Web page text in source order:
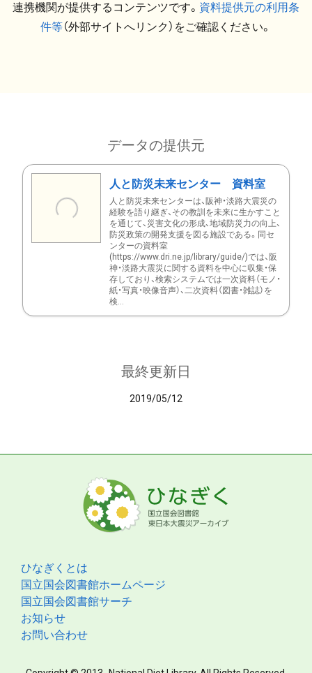
連携機関が提供するコンテンツです。 資料提供元の利用条
件等（外部サイトへリンク）をご確認ください。
データの提供元
人と防災未来センター 資料室
人と防災未来センターは、阪神・淡路大震災の
経験を語り継ぎ、その教訓を未来に生かすこと
を通じて、災害文化の形成、地域防災力の向上、
防災政策の開発支援を図る施設である。同セ
ンターの資料室
(https://www.dri.ne.jp/library/guide/)では、阪
神・淡路大震災に関する資料を中心に収集・保
存しており、検索システムでは一次資料（モノ・
紙・写真・映像音声）、二次資料（図書・雑誌）を
検...
最終更新日
2019/05/12
ひなぎくとは
国立国会図書館ホームページ
国立国会図書館サーチ
お知らせ
お問い合わせ